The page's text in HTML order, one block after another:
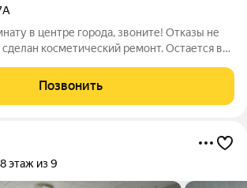
в центре города, звоните! Отказы не
косметический ремонт. Остается вся
для Вас время! Ждём вас на просмотр!
Позвонить
8 этаж из 9